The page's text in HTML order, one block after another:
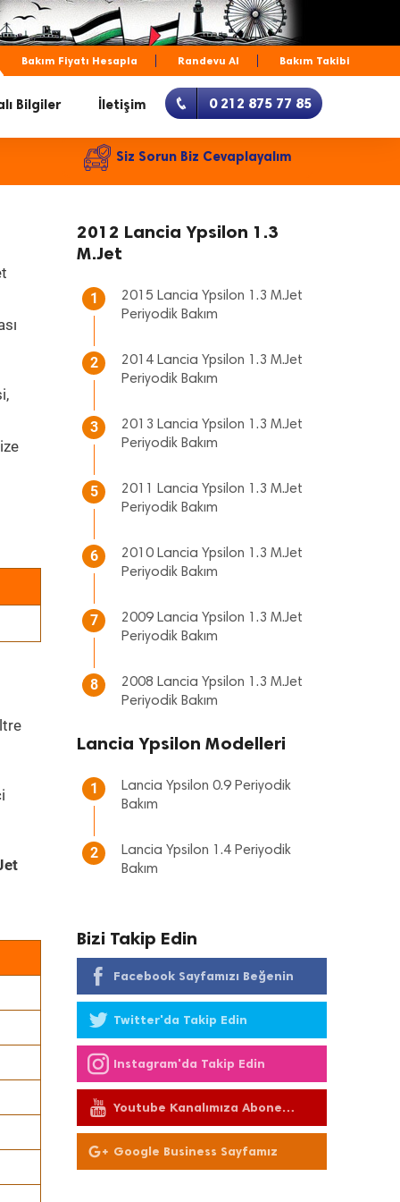
Bakım Fiyatı Hesapla Randevu Al Bakım Takibi
Bilgiler İletişim 0 212 875 77 85
Siz Sorun Biz Cevaplayalım
2012 Lancia Ypsilon 1.3
M.Jet
1
2015 Lancia Ypsilon 1.3 M.Jet
Periyodik Bakım
2
2014 Lancia Ypsilon 1.3 M.Jet
Periyodik Bakım
3
2013 Lancia Ypsilon 1.3 M.Jet
Periyodik Bakım
5
2011 Lancia Ypsilon 1.3 M.Jet
Periyodik Bakım
6
2010 Lancia Ypsilon 1.3 M.Jet
Periyodik Bakım
7
2009 Lancia Ypsilon 1.3 M.Jet
Periyodik Bakım
8
2008 Lancia Ypsilon 1.3 M.Jet
Periyodik Bakım
Lancia Ypsilon Modelleri
1
Lancia Ypsilon 0.9 Periyodik
Bakım
2
Lancia Ypsilon 1.4 Periyodik
Bakım
Bizi Takip Edin
Facebook Sayfamızı Beğenin
Twitter'da Takip Edin
Instagram'da Takip Edin
Youtube Kanalımıza Abone
Olun
Google Business Sayfamız